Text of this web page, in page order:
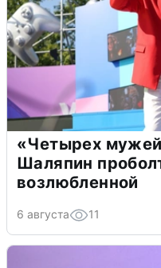
«Четырех
Шаляпин
возлюбленной
6 августа 11